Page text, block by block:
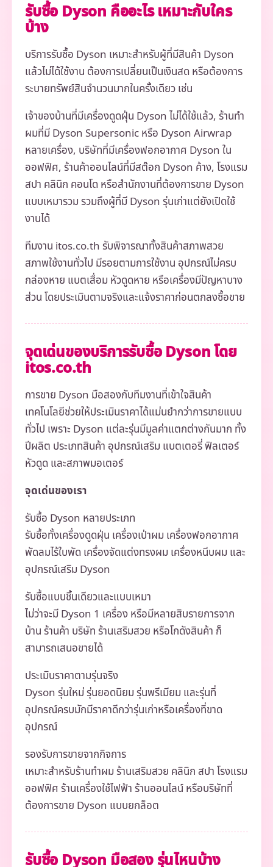
รับซื้อ Dyson คืออะไร เหมาะกับใคร
บ้าง
บริการรับซื้อ Dyson เหมาะสำหรับผู้ที่มีสินค้า Dyson
แล้วไม่ได้ใช้งาน ต้องการเปลี่ยนเป็นเงินสด หรือต้องการ
ระบายทรัพย์สินจำนวนมากในครั้งเดียว เช่น
เจ้าของบ้านที่มีเครื่องดูดฝุ่น Dyson ไม่ได้ใช้แล้ว, ร้านทำ
ผมที่มี Dyson Supersonic หรือ Dyson Airwrap
หลายเครื่อง, บริษัทที่มีเครื่องฟอกอากาศ Dyson ใน
ออฟฟิศ, ร้านค้าออนไลน์ที่มีสต๊อก Dyson ค้าง, โรงแรม
สปา คลินิก คอนโด หรือสำนักงานที่ต้องการขาย Dyson
แบบเหมารวม รวมถึงผู้ที่มี Dyson รุ่นเก่าแต่ยังเปิดใช้
งานได้
ทีมงาน itos.co.th รับพิจารณาทั้งสินค้าสภาพสวย
สภาพใช้งานทั่วไป มีรอยตามการใช้งาน อุปกรณ์ไม่ครบ
กล่องหาย แบตเสื่อม หัวดูดหาย หรือเครื่องมีปัญหาบาง
ส่วน โดยประเมินตามจริงและแจ้งราคาก่อนตกลงซื้อขาย
จุดเด่นของบริการรับซื้อ Dyson โดย
itos.co.th
การขาย Dyson มือสองกับทีมงานที่เข้าใจสินค้า
เทคโนโลยีช่วยให้ประเมินราคาได้แม่นยำกว่าการขายแบบ
ทั่วไป เพราะ Dyson แต่ละรุ่นมีมูลค่าแตกต่างกันมาก ทั้ง
ปีผลิต ประเภทสินค้า อุปกรณ์เสริม แบตเตอรี่ ฟิลเตอร์
หัวดูด และสภาพมอเตอร์
จุดเด่นของเรา
รับซื้อ Dyson หลายประเภท
รับซื้อทั้งเครื่องดูดฝุ่น เครื่องเป่าผม เครื่องฟอกอากาศ
พัดลมไร้ใบพัด เครื่องจัดแต่งทรงผม เครื่องหนีบผม และ
อุปกรณ์เสริม Dyson
รับซื้อแบบชิ้นเดียวและแบบเหมา
ไม่ว่าจะมี Dyson 1 เครื่อง หรือมีหลายสิบรายการจาก
บ้าน ร้านค้า บริษัท ร้านเสริมสวย หรือโกดังสินค้า ก็
สามารถเสนอขายได้
ประเมินราคาตามรุ่นจริง
Dyson รุ่นใหม่ รุ่นยอดนิยม รุ่นพรีเมียม และรุ่นที่
อุปกรณ์ครบมักมีราคาดีกว่ารุ่นเก่าหรือเครื่องที่ขาด
อุปกรณ์
รองรับการขายจากกิจการ
เหมาะสำหรับร้านทำผม ร้านเสริมสวย คลินิก สปา โรงแรม
ออฟฟิศ ร้านเครื่องใช้ไฟฟ้า ร้านออนไลน์ หรือบริษัทที่
ต้องการขาย Dyson แบบยกล็อต
รับซื้อ Dyson มือสอง รุ่นไหนบ้าง